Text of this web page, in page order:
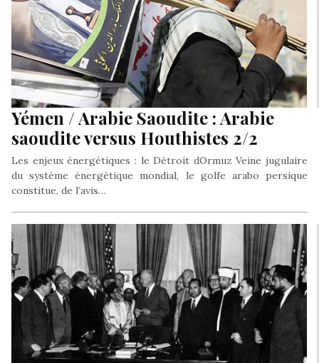
Yémen / Arabie Saoudite : Arabie
saoudite versus Houthistes 2/2
Les enjeux énergétiques : le Détroit dOrmuz Veine jugulaire
du système énergétique mondial, le golfe arabo persique
constitue, de l’avis…